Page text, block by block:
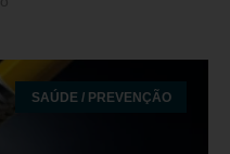
SAÚDE / PREVENÇÃO